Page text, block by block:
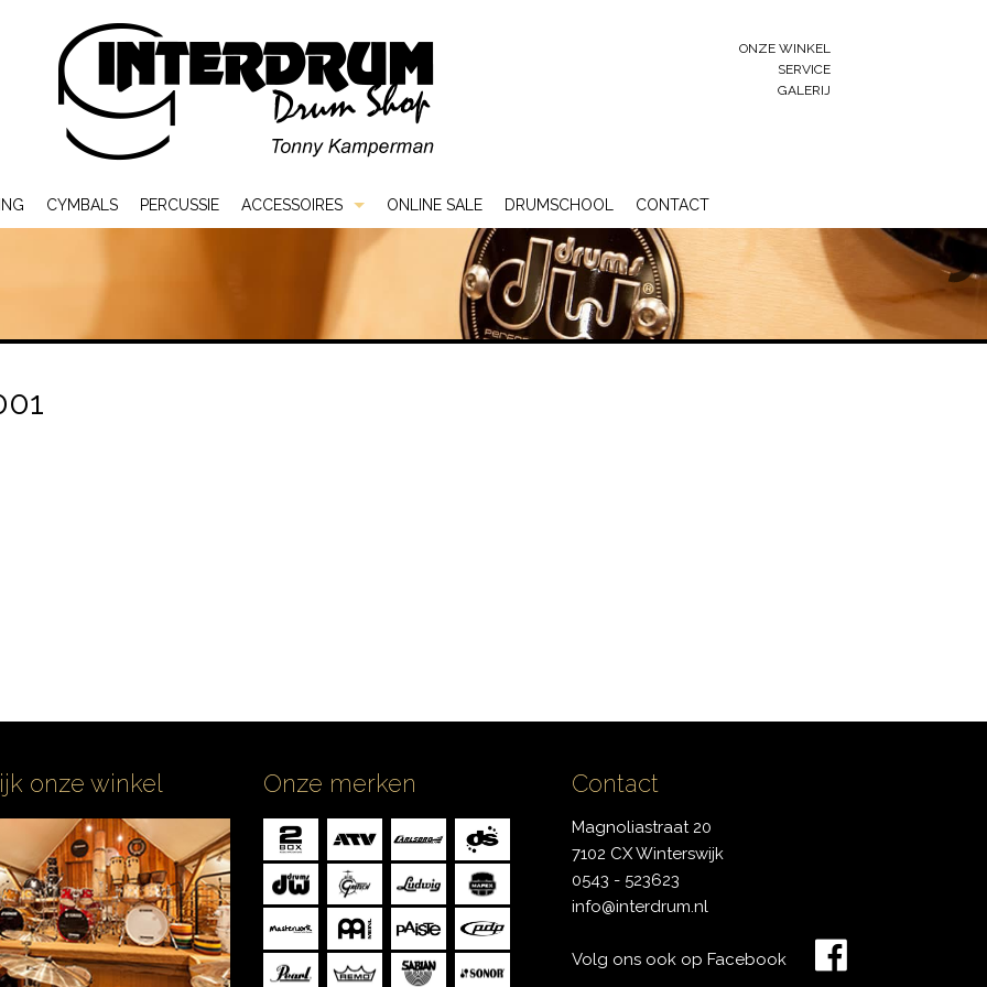
ONZE WINKEL
SERVICE
GALERIJ
CYMBALS PERCUSSIE ACCESSOIRES ONLINE SALE DRUMSCHOOL CONTACT
onze winkel Onze merken Contact
Magnoliastraat 20
7102 CX Winterswijk
0543 - 523623
info@interdrum.nl
Volg ons ook op Facebook